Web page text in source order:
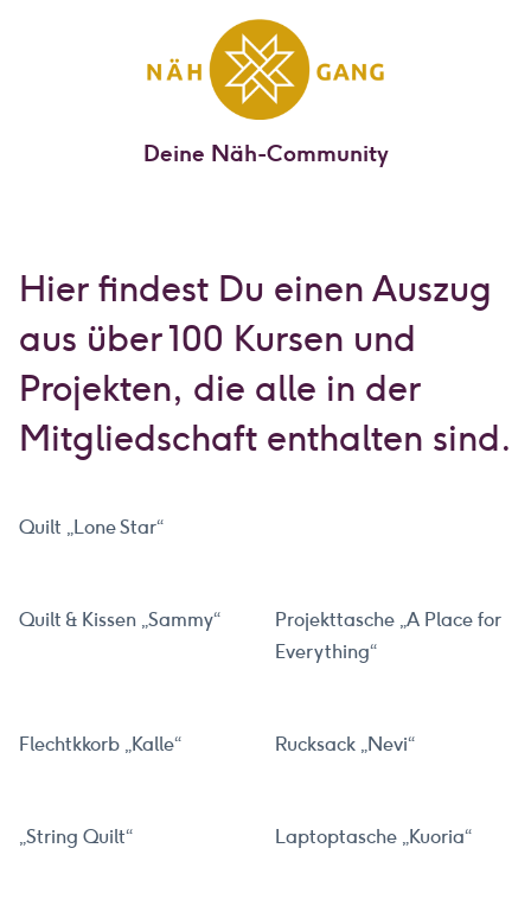
Deine Näh-Community
Hier findest Du einen Auszug
aus über 100 Kursen und
Projekten, die alle in der
Mitgliedschaft enthalten sind.
Quilt „Lone Star“
Quilt & Kissen „Sammy“
Projekttasche „A Place for
Everything“
Flechtkkorb „Kalle“ Rucksack „Nevi“
„String Quilt“ Laptoptasche „Kuoria“